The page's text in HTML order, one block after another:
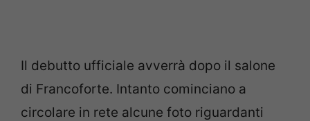
Il debutto ufficiale avverrà dopo il salone
di Francoforte. Intanto cominciano a
circolare in rete alcune foto riguardanti